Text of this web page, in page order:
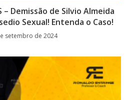
– Demissão de Silvio Almeida
Sexual! Entenda o Caso!
setembro de 2024